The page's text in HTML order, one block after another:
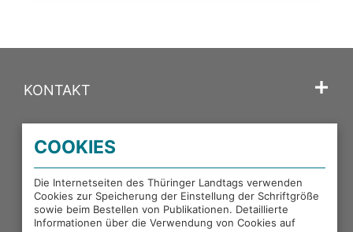
KONTAKT
PORTALE DES THÜRINGER LANDTAGS
EXTERNE LINKS
COOKIES
Die Internetseiten des Thüringer Landtags verwenden
Cookies zur Speicherung der Einstellung der Schriftgröße
sowie beim Bestellen von Publikationen. Detaillierte
Informationen über die Verwendung von Cookies auf